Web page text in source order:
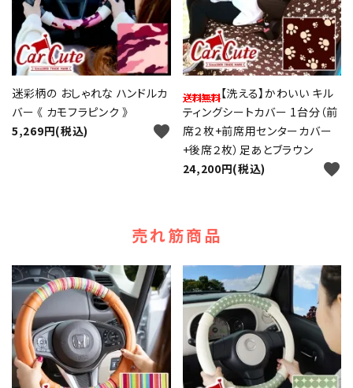
迷彩柄の おしゃれな ハンドルカ
バー 《 カモフラピンク 》
5,269円(税込)
favorite
【洗える】かわいい キル
ティングシートカバー 1台分（前
席２枚+前席用センターカバー
+後席２枚）足あとブラウン
24,200円(税込)
favorite
売れ筋商品